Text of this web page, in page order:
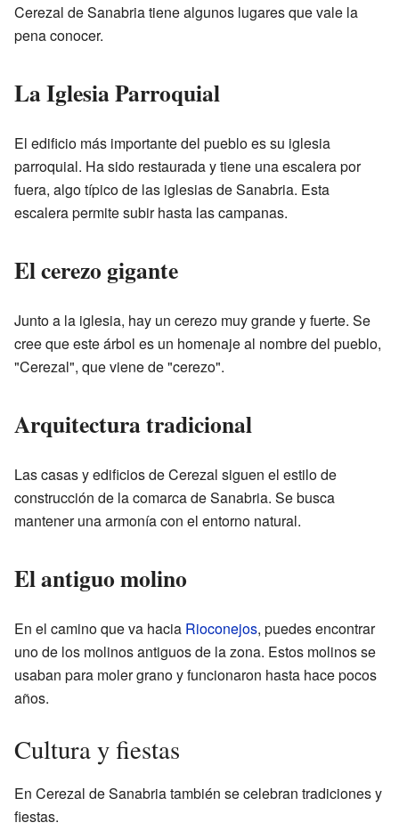
Cerezal de Sanabria tiene algunos lugares que vale la
pena conocer.
La Iglesia Parroquial
El edificio más importante del pueblo es su iglesia
parroquial. Ha sido restaurada y tiene una escalera por
fuera, algo típico de las iglesias de Sanabria. Esta
escalera permite subir hasta las campanas.
El cerezo gigante
Junto a la iglesia, hay un cerezo muy grande y fuerte. Se
cree que este árbol es un homenaje al nombre del pueblo,
"Cerezal", que viene de "cerezo".
Arquitectura tradicional
Las casas y edificios de Cerezal siguen el estilo de
construcción de la comarca de Sanabria. Se busca
mantener una armonía con el entorno natural.
El antiguo molino
En el camino que va hacia Rioconejos, puedes encontrar
uno de los molinos antiguos de la zona. Estos molinos se
usaban para moler grano y funcionaron hasta hace pocos
años.
Cultura y fiestas
En Cerezal de Sanabria también se celebran tradiciones y
fiestas.